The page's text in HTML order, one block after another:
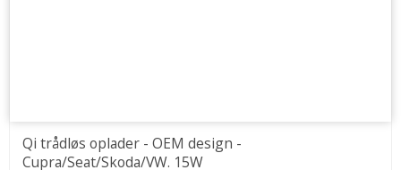
Qi trådløs oplader - OEM design -
Cupra/Seat/Skoda/VW. 15W